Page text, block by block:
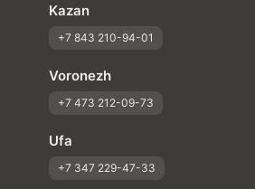
Kazan
+7 843 210-94-01
Voronezh
+7 473 212-09-73
Ufa
+7 347 229-47-33